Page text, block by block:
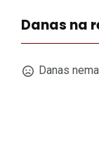
Danas na
Danas